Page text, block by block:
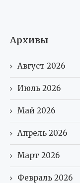
Архивы
Август 2026
Июль 2026
Май 2026
Апрель 2026
Март 2026
Февраль 2026